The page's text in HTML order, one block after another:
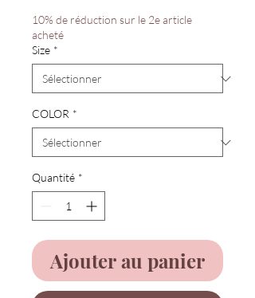
10% de réduction sur le 2e article
acheté
Size *
COLOR *
Quantité *
Ajouter au panier